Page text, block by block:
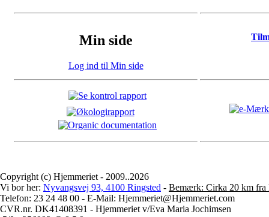
Min side
Log ind til Min side
Copyright (c) Hjemmeriet - 2009..2026
Vi bor her: Nyvangsvej 93, 4100 Ringsted - Bemærk: Cirka 20 km fra
Telefon: 23 24 48 00 - E-Mail: Hjemmeriet@Hjemmeriet.com
CVR.nr. DK41408391 - Hjemmeriet v/Eva Maria Jochimsen